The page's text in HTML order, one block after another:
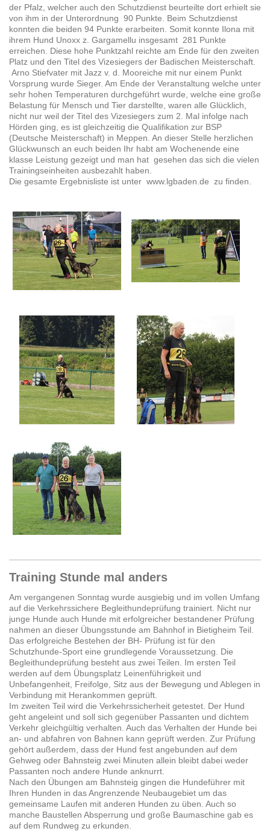
der Pfalz, welcher auch den Schutzdienst beurteilte dort erhielt sie
von ihm in der Unterordnung 90 Punkte. Beim Schutzdienst
konnten die beiden 94 Punkte erarbeiten. Somit konnte Ilona mit
ihrem Hund Unoxx z. Gargamellu insgesamt 281 Punkte
erreichen. Diese hohe Punktzahl reichte am Ende für den zweiten
Platz und den Titel des Vizesiegers der Badischen Meisterschaft.
Arno Stiefvater mit Jazz v. d. Mooreiche mit nur einem Punkt
Vorsprung wurde Sieger. Am Ende der Veranstaltung welche unter
sehr hohen Temperaturen durchgeführt wurde, welche eine große
Belastung für Mensch und Tier darstellte, waren alle Glücklich,
nicht nur weil der Titel des Vizesiegers zum 2. Mal infolge nach
Hörden ging, es ist gleichzeitig die Qualifikation zur BSP
(Deutsche Meisterschaft) in Meppen. An dieser Stelle herzlichen
Glückwunsch an euch beiden Ihr habt am Wochenende eine
klasse Leistung gezeigt und man hat gesehen das sich die vielen
Trainingseinheiten ausbezahlt haben.
Die gesamte Ergebnisliste ist unter www.lgbaden.de zu finden.
Training Stunde mal anders
Am vergangenen Sonntag wurde ausgiebig und im vollen Umfang
auf die Verkehrssichere Begleithundeprüfung trainiert. Nicht nur
junge Hunde auch Hunde mit erfolgreicher bestandener Prüfung
nahmen an dieser Übungsstunde am Bahnhof in Bietigheim Teil.
Das erfolgreiche Bestehen der BH- Prüfung ist für den
Schutzhunde-Sport eine grundlegende Voraussetzung. Die
Begleithundeprüfung besteht aus zwei Teilen. Im ersten Teil
werden auf dem Übungsplatz Leinenführigkeit und
Unbefangenheit, Freifolge, Sitz aus der Bewegung und Ablegen in
Verbindung mit Herankommen geprüft.
Im zweiten Teil wird die Verkehrssicherheit getestet. Der Hund
geht angeleint und soll sich gegenüber Passanten und dichtem
Verkehr gleichgültig verhalten. Auch das Verhalten der Hunde bei
an- und abfahren von Bahnen kann geprüft werden. Zur Prüfung
gehört außerdem, dass der Hund fest angebunden auf dem
Gehweg oder Bahnsteig zwei Minuten allein bleibt dabei weder
Passanten noch andere Hunde anknurrt.
Nach den Übungen am Bahnsteig gingen die Hundeführer mit
Ihren Hunden in das Angrenzende Neubaugebiet um das
gemeinsame Laufen mit anderen Hunden zu üben. Auch so
manche Baustellen Absperrung und große Baumaschine gab es
auf dem Rundweg zu erkunden.